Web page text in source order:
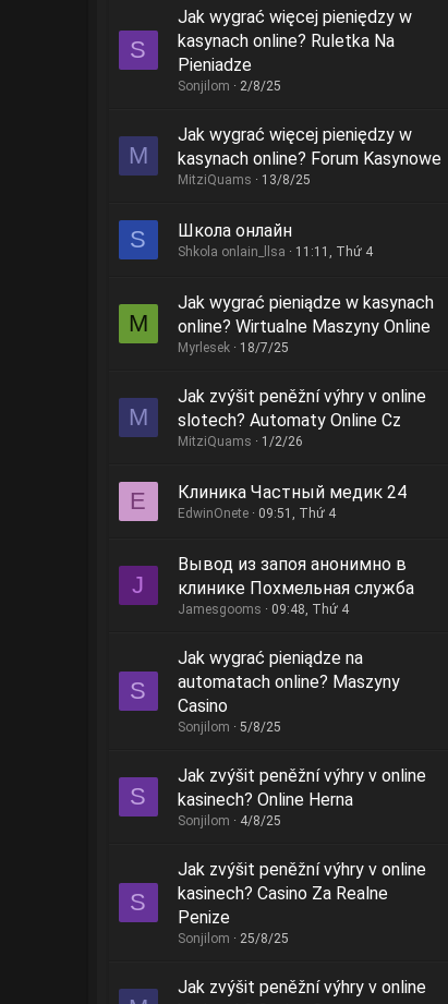
S
Jak wygrać więcej pieniędzy w
kasynach online? Ruletka Na
Pieniadze
Sonjilom 2/8/25
M
Jak wygrać więcej pieniędzy w
kasynach online? Forum Kasynowe
MitziQuams 13/8/25
S Школа онлайн
Shkola onlain_llsa 11:11, Thứ 4
M
Jak wygrać pieniądze w kasynach
online? Wirtualne Maszyny Online
Myrlesek 18/7/25
M
Jak zvýšit peněžní výhry v online
slotech? Automaty Online Cz
MitziQuams 1/2/26
E Клиника Частный медик 24
EdwinOnete 09:51, Thứ 4
J
Вывод из запоя анонимно в
клинике Похмельная служба
Jamesgooms 09:48, Thứ 4
S
Jak wygrać pieniądze na
automatach online? Maszyny
Casino
Sonjilom 5/8/25
S
Jak zvýšit peněžní výhry v online
kasinech? Online Herna
Sonjilom 4/8/25
S
Jak zvýšit peněžní výhry v online
kasinech? Casino Za Realne
Penize
Sonjilom 25/8/25
Jak zvýšit peněžní výhry v online